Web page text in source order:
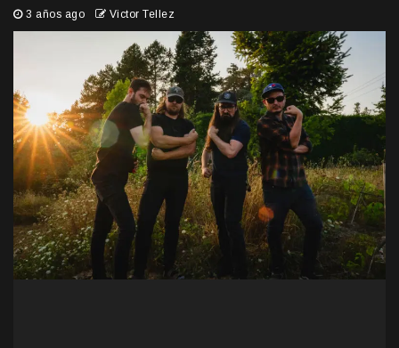
3 años ago Victor Tellez